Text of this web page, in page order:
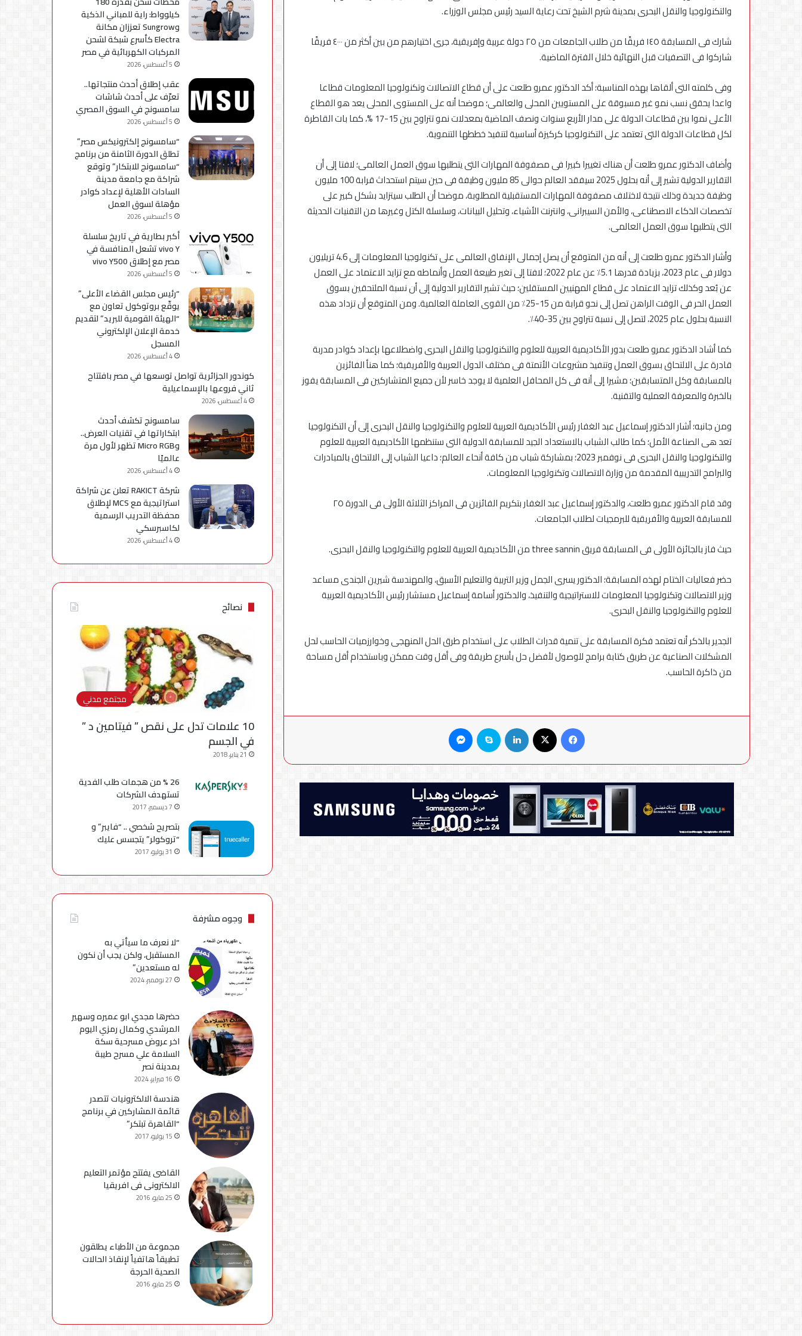
والتكنولوجيا والنقل البحرى بمدينة شرم الشيخ تحت رعاية السيد رئيس مجلس الوزراء.
شارك فى المسابقة ١٤٥ فريقًا من طلاب الجامعات من ٢٥ دولة عربية وإفريقية، جرى اختيارهم من بين أكثر من ٤٠٠٠ فريقًا
شاركوا فى التصفيات قبل النهائية خلال الفترة الماضية.
وفى كلمته التى ألقاها بهذه المناسبة؛ أكد الدكتور عمرو طلعت على أن قطاع الاتصالات وتكنولوجيا المعلومات قطاعا
واعدا يحقق نسب نمو غير مسبوقة على المستويين المحلى والعالمى؛ موضحا أنه على المستوى المحلى يعد هو القطاع
الأعلى نموا بين قطاعات الدولة على مدار الأربع سنوات ونصف الماضية بمعدلات نمو تتراوح بين 15-17 %، كما بات القاطرة
لكل قطاعات الدولة التى تعتمد على التكنولوجيا كركيزة أساسية لتنفيذ خططها التنموية.
وأضاف الدكتور عمرو طلعت أن هناك تغييرا كبيرا فى مصفوفة المهارات التى يتطلبها سوق العمل العالمى؛ لافتا إلى أن
التقارير الدولية تشير إلى أنه بحلول 2025 سيفقد العالم حوالى 85 مليون وظيفة فى حين سيتم استحداث قرابة 100 مليون
وظيفة جديدة وذلك نتيجة لاختلاف مصفوفة المهارات المستقبلية المطلوبة، موضحا أن الطلب سيتزايد بشكل كبير على
تخصصات الذكاء الاصطناعى، والأمن السيبرانى، وانترنت الأشياء، وتحليل البيانات، وسلسلة الكتل وغيرها من التقنيات الحديثة
التى يتطلبها سوق العمل العالمى.
وأشار الدكتور عمرو طلعت إلى أنه من المتوقع أن يصل إجمالى الإنفاق العالمى على تكنولوجيا المعلومات إلى 4.6 تريليون
دولار فى عام 2023، بزيادة قدرها 5.1٪ عن عام 2022؛ لافتا إلى تغير طبيعة العمل وأنماطه مع تزايد الاعتماد على العمل
عن بُعد وكذلك تزايد الاعتماد على قطاع المهنيين المستقلين؛ حيث تشير التقارير الدولية إلى أن نسبة الملتحقين بسوق
العمل الحر فى الوقت الراهن تصل إلى نحو قرابة من 15-25٪ من القوى العاملة العالمية. ومن المتوقع أن تزداد هذه
النسبة بحلول عام 2025، لتصل إلى نسبة تتراوح بين 35-40٪.
كما أشاد الدكتور عمرو طلعت بدور الأكاديمية العربية للعلوم والتكنولوجيا والنقل البحرى واضطلاعها بإعداد كوادر مدربة
قادرة على الالتحاق بسوق العمل وتنفيذ مشروعات الأتمتة فى مختلف الدول العربية والأفريقية؛ كما هنأ الفائزين
بالمسابقة وكل المتسابقين؛ مشيرا إلى أنه فى كل المحافل العلمية لا يوجد خاسر لأن جميع المتشاركين فى المسابقة يفوز
بالخبرة والمعرفة العملية والتقنية.
ومن جانبه؛ أشار الدكتور إسماعيل عبد الغفار رئيس الأكاديمية العربية للعلوم والتكنولوجيا والنقل البحرى إلى أن التكنولوجيا
تعد هى الصناعة الأمل؛ كما طالب الشباب بالاستعداد الجيد للمسابقة الدولية التى ستنظمها الأكاديمية العربية للعلوم
والتكنولوجيا والنقل البحرى فى نوفمبر 2023؛ بمشاركة شباب من كافة أنحاء العالم؛ داعيا الشباب إلى الالتحاق بالمبادرات
والبرامج التدريبية المقدمة من وزارة الاتصالات وتكنولوجيا المعلومات.
وقد قام الدكتور عمرو طلعت، والدكتور إسماعيل عبد الغفار بتكريم الفائزين فى المراكز الثلاثة الأولى فى الدورة ٢٥
للمسابقة العربية والأفريقية للبرمجيات لطلاب الجامعات.
حيث فاز بالجائزة الأولى فى المسابقة فريق three sannin من الأكاديمية العربية للعلوم والتكنولوجيا والنقل البحرى.
حضر فعاليات الختام لهذه المسابقة؛ الدكتور يسرى الجمل وزير التربية والتعليم الأسبق، والمهندسة شيرين الجندى مساعد
وزير الاتصالات وتكنولوجيا المعلومات للاستراتيجية والتنفيذ، والدكتور أسامة إسماعيل مستشار رئيس الأكاديمية العربية
للعلوم والتكنولوجيا والنقل البحرى.
الجدير بالذكر أنه تعتمد فكرة المسابقة على تنمية قدرات الطلاب على استخدام طرق الحل المنهجى وخوارزميات الحاسب لحل
المشكلات الصناعية عن طريق كتابة برامج للوصول لأفضل حل بأسرع طريقة وفى أقل وقت ممكن وباستخدام أقل مساحة
من ذاكرة الحاسب.
فيسبوك لينكدإن سكايب
استكمال
التحديثات
كيلوواط: راية للمباني الذكية
وSungrow تعززان مكانة
Electra كأسرع شبكة لشحن
المركبات الكهربائية في مصر
5 أغسطس، 2026
عقب إطلاق أحدث منتجاتها..
تعرّف على أحدث شاشات
سامسونج في السوق المصري
5 أغسطس، 2026
“سامسونج إلكترونيكس مصر”
تطلق الدورة الثامنة من برنامج
“سامسونج للابتكار” وتوقع
شراكة مع جامعة مدينة
السادات الأهلية لإعداد كوادر
مؤهلة لسوق العمل
5 أغسطس، 2026
أكبر بطارية في تاريخ سلسلة
vivo Y تشعل المنافسة في
مصر مع إطلاق vivo Y500
5 أغسطس، 2026
“رئيس مجلس القضاء الأعلى”
يوقّع بروتوكول تعاون مع
“الهيئة القومية للبريد” لتقديم
خدمة الإعلان الإلكتروني
المسجل
4 أغسطس، 2026
كوندور الجزائرية تواصل توسعها في مصر بافتتاح
ثاني فروعها بالإسماعيلية
4 أغسطس، 2026
سامسونج تكشف أحدث
ابتكاراتها في تقنيات العرض..
وMicro RGB تظهر لأول مرة
عالميًا
4 أغسطس، 2026
شركة RAKICT تعلن عن شراكة
استراتيجية مع MCS لإطلاق
محفظة التدريب الرسمية
لكاسبرسكي
4 أغسطس، 2026
نصائح
مجتمع مدني
10 علامات تدل على نقص ” فيتامين د ”
في الجسم
21 يناير، 2018
26 % من هجمات طلب الفدية
تستهدف الشركات
7 ديسمبر، 2017
بتصريح شخصي .. “فايبر” و
“تروكولر” يتجسس عليك
31 يوليو، 2017
وجوه مشرفة
“لا نعرف ما سيأتي به
المستقبل، ولكن يجب أن نكون
له مستعدين”
27 نوفمبر، 2024
حضرها مجدي ابو عميره وسهير
المرشدي وكمال رمزي اليوم
اخر عروض مسرحية سكة
السلامة علي مسرح طيبة
بمدينة نصر
16 فبراير، 2024
هندسة الالكترونيات تتصدر
قائمة المشاركين في برنامج
“القاهرة تبتكر”
15 يوليو، 2017
القاضى يفتتح مؤتمر التعليم
الالكترونى فى افريقيا
25 مايو، 2016
مجموعة من الأطباء يطلقون
تطبيقاً هاتفياً لإنقاذ الحالات
الصحية الحرجة
25 مايو، 2016